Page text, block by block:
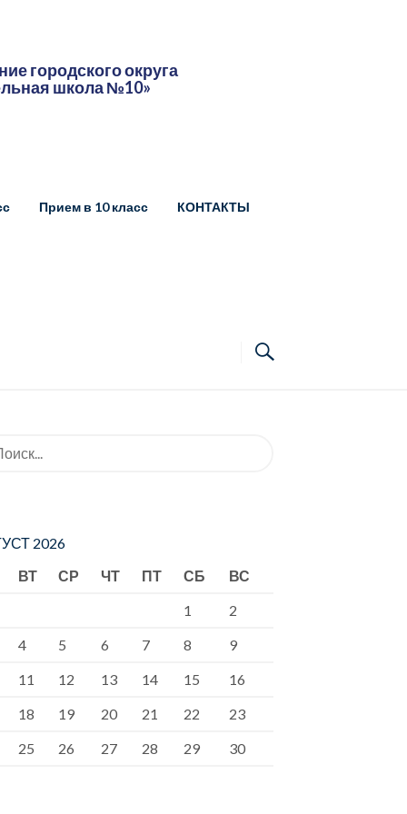
городского округа
школа №10»
Прием в 10 класс КОНТАКТЫ
2026
ВТ
СР ЧТ ПТ СБ
ВС
1
2
4
5 6 7 8
9
11
12 13 14 15
16
18
19 20 21 22
23
25
26 27 28 29 30